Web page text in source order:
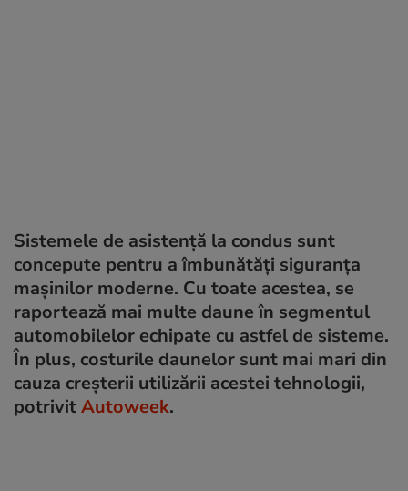
Sistemele de asistență la condus sunt
concepute pentru a îmbunătăți siguranța
mașinilor moderne. Cu toate acestea, se
raportează mai multe daune în segmentul
automobilelor echipate cu astfel de sisteme.
În plus, costurile daunelor sunt mai mari din
cauza creșterii utilizării acestei tehnologii,
potrivitAutoweek.